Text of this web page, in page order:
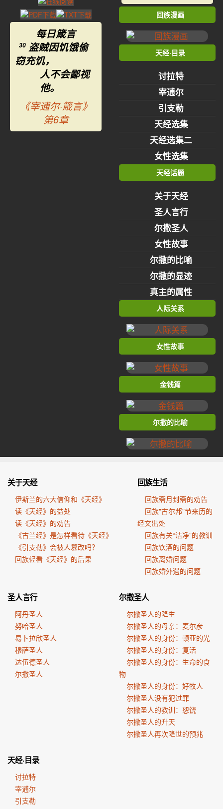
每日箴言
30 盗贼因饥饿偷
窃充饥，
人不会鄙视
他。
《宰逋尔·箴言》
第6章
回族漫画
天经·目录
讨拉特
宰逋尔
引支勒
天经选集
天经选集二
女性选集
天经话题
关于天经
圣人言行
尔撒圣人
女性故事
尔撒的比喻
尔撒的显迹
真主的属性
人际关系
女性故事
金钱篇
尔撒的比喻
关于天经
伊斯兰的六大信仰和《天经》
读《天经》的益处
读《天经》的劝告
《古兰经》是怎样看待《天经》
《引支勒》会被人篡改吗？
回族轻看《天经》的后果
回族生活
回族斋月封斋的劝告
回族"古尔邦"节来历的
经文出处
回族有关“洁净”的教训
回族饮酒的问题
回族离婚问题
回族婚外遇的问题
圣人言行
阿丹圣人
努哈圣人
易卜拉欣圣人
穆萨圣人
达伍德圣人
尔撒圣人
尔撒圣人
尔撒圣人的降生
尔撒圣人的母亲：麦尔彦
尔撒圣人的身份：顿亚的光
尔撒圣人的身份：复活
尔撒圣人的身份：生命的食
物
尔撒圣人的身份：好牧人
尔撒圣人没有犯过罪
尔撒圣人的教训：恕饶
尔撒圣人的升天
尔撒圣人再次降世的预兆
天经·目录
讨拉特
宰逋尔
引支勒